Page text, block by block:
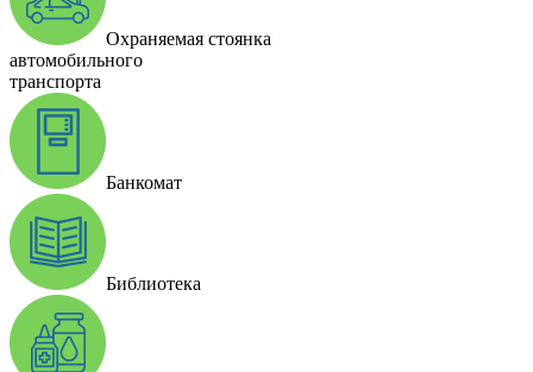
Охраняемая стоянка
автомобильного
транспорта
Банкомат
Библиотека